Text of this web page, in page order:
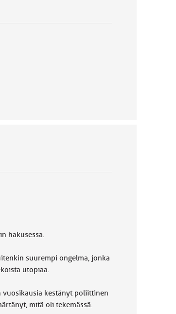
hakusessa.
suurempi ongelma, jonka
utopiaa.
vuosikausia kestänyt poliittinen
mitä oli tekemässä.